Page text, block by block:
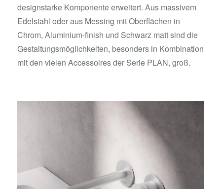
designstarke Komponente erweitert. Aus massivem
Edelstahl oder aus Messing mit Oberflächen in
Chrom, Aluminium-finish und Schwarz matt sind die
Gestaltungsmöglichkeiten, besonders in Kombination
mit den vielen Accessoires der Serie PLAN, groß.